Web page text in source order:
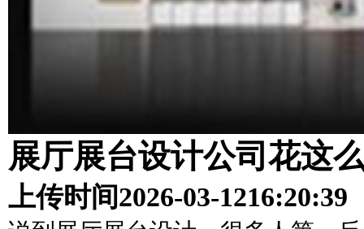
展厅展台设计公司花这
上传时间2026-03-1216:20:39